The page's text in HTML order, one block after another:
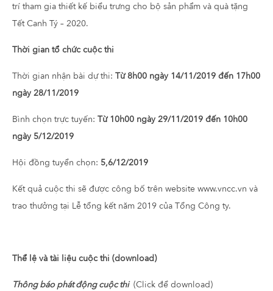
trí tham gia thiết kế biểu trưng cho bộ sản phẩm và quà tặng
Tết Canh Tý – 2020.
Thời gian tổ chức cuộc thi
Thời gian nhận bài dự thi: Từ 8h00 ngày 14/11/2019 đến 17h00
ngày 28/11/2019
Bình chọn trực tuyến: Từ 10h00 ngày 29/11/2019 đến 10h00
ngày 5/12/2019
Hội đồng tuyển chọn: 5,6/12/2019
Kết quả cuộc thi sẽ được công bố trên website www.vncc.vn và
trao thưởng tại Lễ tổng kết năm 2019 của Tổng Công ty.
Thể lệ và tài liệu cuộc thi (download)
Thông báo phát động cuộc thi (Click để download)